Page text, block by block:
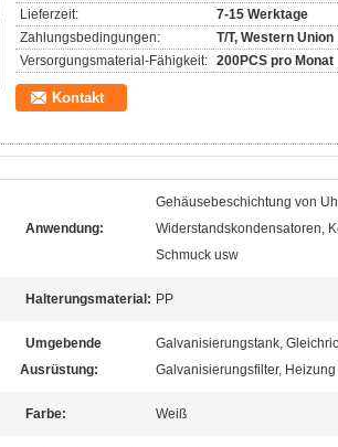
Lieferzeit:
7-15 Werktage
Zahlungsbedingungen:
T/T, Western Union
Versorgungsmaterial-Fähigkeit: 200PCS pro Monat
Kontakt
Anwendung:
Gehäusebeschichtung von
Widerstandskondensatoren,
Schmuck usw
Halterungsmaterial: PP
Umgebende
Ausrüstung:
Galvanisierungstank,
Galvanisierungsfilter, Heizung
Farbe: Weiß